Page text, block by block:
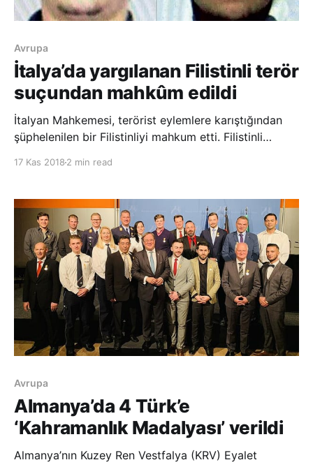
Avrupa
İtalya’da yargılanan Filistinli terör
suçundan mahkûm edildi
İtalyan Mahkemesi, terörist eylemlere karıştığından
şüphelenilen bir Filistinliyi mahkum etti. Filistinli
konusu şahıs, İtalya’da pusuya düşü
17 Kas 2018 2 min read
Avrupa
Almanya’da 4 Türk’e
‘Kahramanlık Madalyası’ verildi
Almanya’nın Kuzey Ren Vestfalya (KRV) Eyalet